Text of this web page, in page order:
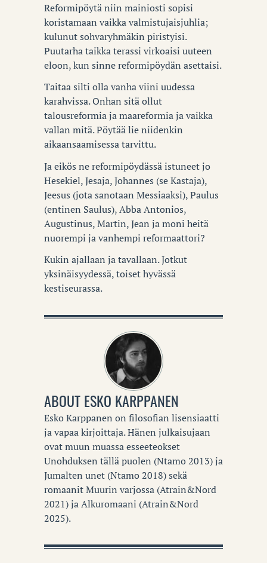
Reformipöytä niin mainiosti sopisi
koristamaan vaikka valmistujaisjuhlia;
kulunut sohvaryhmäkin piristyisi.
Puutarha taikka terassi virkoaisi uuteen
eloon, kun sinne reformipöydän asettaisi.
Taitaa silti olla vanha viini uudessa
karahvissa. Onhan sitä ollut
talousreformia ja maareformia ja vaikka
vallan mitä. Pöytää lie niidenkin
aikaansaamisessa tarvittu.
Ja eikös ne reformipöydässä istuneet jo
Hesekiel, Jesaja, Johannes (se Kastaja),
Jeesus (jota sanotaan Messiaaksi), Paulus
(entinen Saulus), Abba Antonios,
Augustinus, Martin, Jean ja moni heitä
nuorempi ja vanhempi reformaattori?
Kukin ajallaan ja tavallaan. Jotkut
yksinäisyydessä, toiset hyvässä
kestiseurassa.
ABOUTESKO KARPPANEN
Esko Karppanen on filosofian lisensiaatti
ja vapaa kirjoittaja. Hänen julkaisujaan
ovat muun muassa esseeteokset
Unohduksen tällä puolen (Ntamo 2013) ja
Jumalten unet (Ntamo 2018) sekä
romaanit Muurin varjossa (Atrain&Nord
2021) ja Alkuromaani (Atrain&Nord
2025).